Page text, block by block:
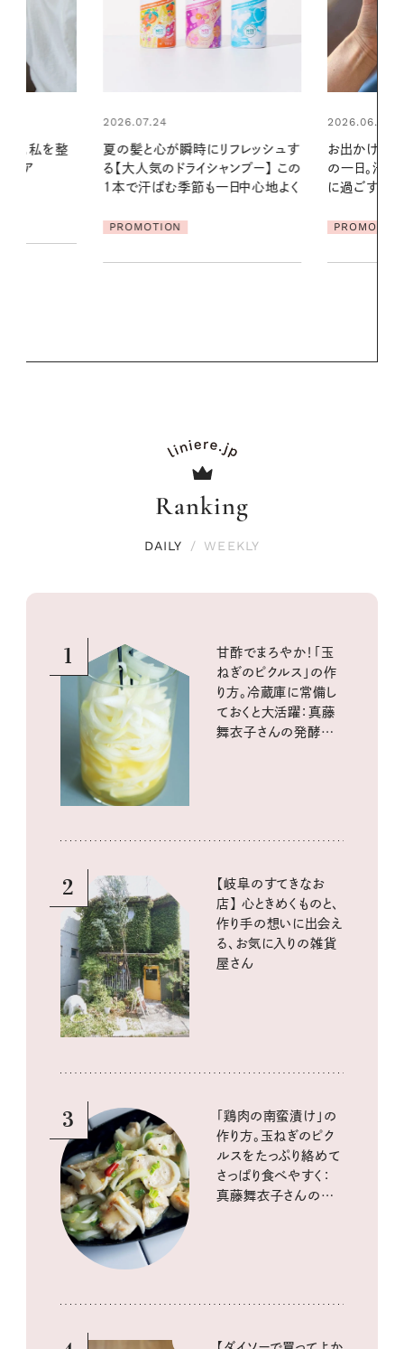
レッシュす
プー】 この
2026.06.01
お出かけ前のひと手間で変わる、夏
の一日。汗ばむ季節を「ごきげん」
に過ごす私の新習慣
PROMOTION
2026.07.21
発・ベーリングの
リーとの重
Ranking
DAILY / WEEKLY
1
甘酢でまろやか！「玉
ねぎのピクルス」の作
り方。冷蔵庫に常備し
ておくと大活躍：真藤
舞衣子さんの発酵と
2
【岐阜のすてきなお
店】 心ときめくものと、
作り手の想いに出会え
る、お気に入りの雑貨
屋さん
3
「鶏肉の南蛮漬け」の
作り方。玉ねぎのピク
ルスをたっぷり絡めて
さっぱり食べやすく：
真藤舞衣子さんの発